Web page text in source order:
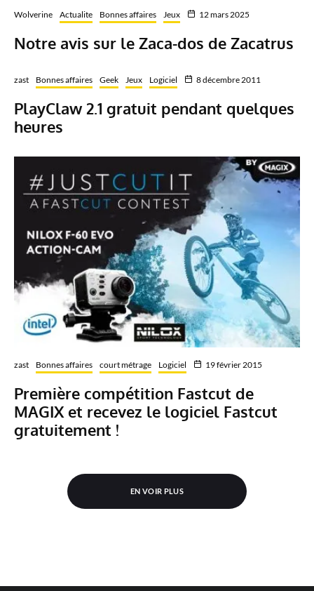
Wolverine Actualite Bonnes affaires Jeux 12 mars 2025
Notre avis sur le Zaca-dos de Zacatrus
zast Bonnes affaires Geek Jeux Logiciel 8 décembre 2011
PlayClaw 2.1 gratuit pendant quelques
heures
zast Bonnes affaires court métrage Logiciel 19 février 2015
Première compétition Fastcut de
MAGIX et recevez le logiciel Fastcut
gratuitement !
EN VOIR PLUS